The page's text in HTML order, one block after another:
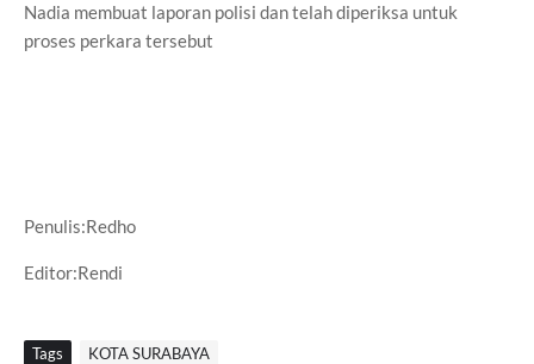
Nadia membuat laporan polisi dan telah diperiksa untuk
proses perkara tersebut
Penulis:Redho
Editor:Rendi
Tags KOTA SURABAYA